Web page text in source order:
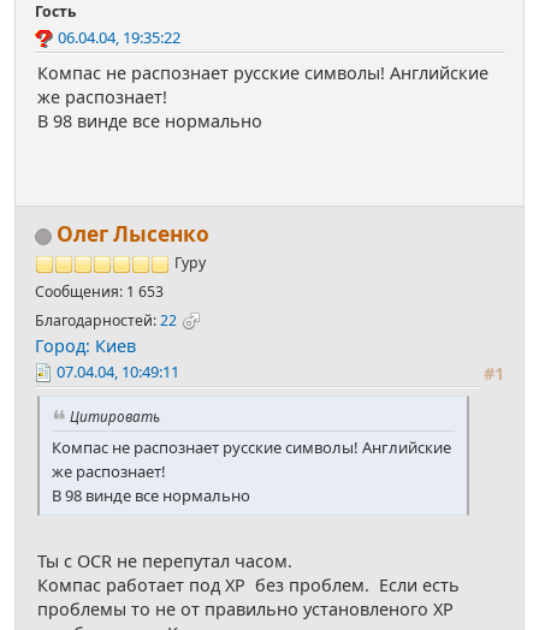
Гость
06.04.04, 19:35:22
Компас не распознает русские символы! Английские
же распознает!
В 98 винде все нормально
Олег Лысенко
Гуру
Сообщения: 1 653
Благодарностей:22
Город: Киев
#1
07.04.04, 10:49:11
Цитировать
Компас не распознает русские символы! Английские
же распознает!
В 98 винде все нормально
Ты с OCR не перепутал часом.
Компас работает под XP без проблем. Если есть
проблемы то не от правильно установленого ХP